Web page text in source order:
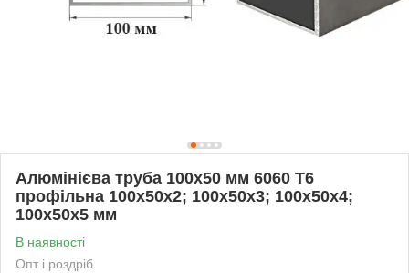
Алюмінієва труба 100х50 мм 6060 Т6
профільна 100х50х2; 100х50х3; 100х50х4;
100х50х5 мм
В наявності
Опт і роздріб